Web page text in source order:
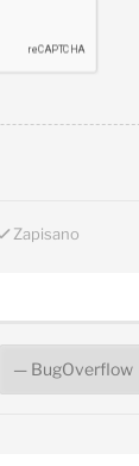
Zapisano